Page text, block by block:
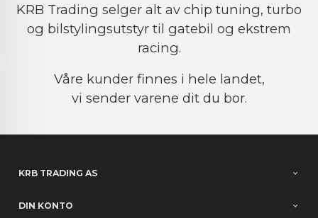
KRB Trading selger alt av chip tuning, turbo
og bilstylingsutstyr til gatebil og ekstrem
racing.
Våre kunder finnes i hele landet,
vi sender varene dit du bor.
KRB TRADING AS
DIN KONTO